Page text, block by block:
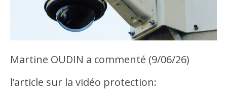
Martine OUDIN a commenté (9/06/26)
l’article sur la vidéo protection: